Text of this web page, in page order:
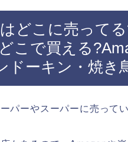
どこに売って
こで買える
ドーキン・焼き
パーやスーパーに売ってい